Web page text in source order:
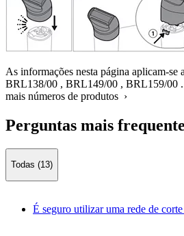
As informações nesta página aplicam-se
BRL138/00 , BRL149/00 , BRL159/00 .
mais números de produtos ›
Perguntas mais
Todas (13)
É seguro utilizar uma rede de